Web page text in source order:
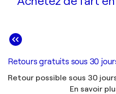
Retours gratuits sous 30
Retour possible sous 30
En savoir